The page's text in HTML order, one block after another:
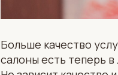
Больше качество
салоны есть теперь